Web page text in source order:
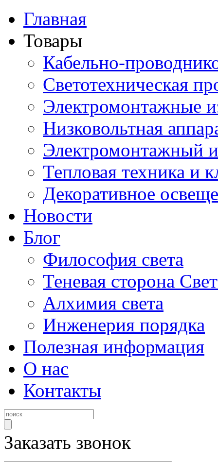
Главная
Товары
Кабельно-
Светотехническая
Электромонтажные
Низковольтная
Электромонтажный
Тепловая техника и
Декоративное
Новости
Блог
Философия света
Теневая сторона
Алхимия света
Инженерия порядка
Полезная информация
О нас
Контакты
Заказать звонок